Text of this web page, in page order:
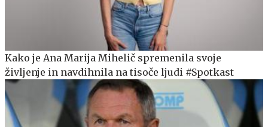
Kako je Ana Marija Mihelič spremenila svoje
življenje in navdihnila na tisoče ljudi #Spotkast